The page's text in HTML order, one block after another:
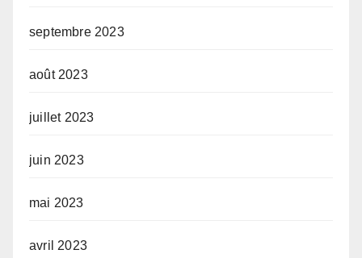
septembre 2023
août 2023
juillet 2023
juin 2023
mai 2023
avril 2023